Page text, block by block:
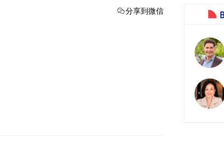
分享到微信